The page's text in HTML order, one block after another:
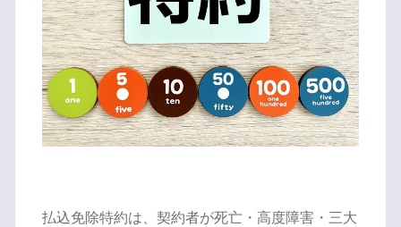
払込免除特約は、契約者が死亡・高度障害・三大